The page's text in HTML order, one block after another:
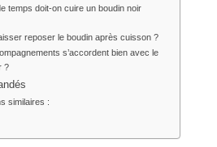
temps doit-on cuire un boudin noir
reposer le boudin après cuisson ?
s’accordent bien avec le
?
similaires :